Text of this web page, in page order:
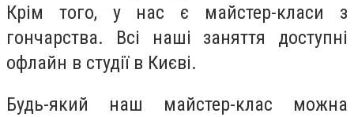
Крім того, у нас є майстер-класи з
гончарства. Всі наші заняття доступні
офлайн в студії в Києві.
Будь-який наш майстер-клас можна